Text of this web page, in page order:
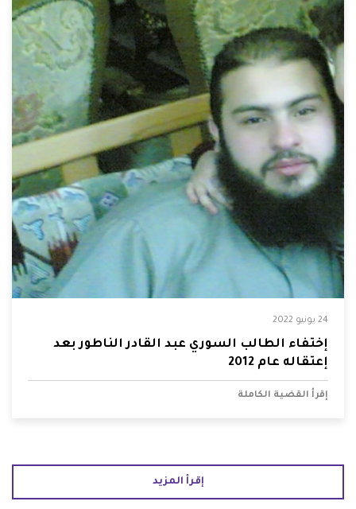
24 يونيو 2022
إختفاء الطالب السوري عبد القادر الناطور بعد
إعتقاله عام 2012
إقرأ القضية الكاملة
إقرأ المزيد